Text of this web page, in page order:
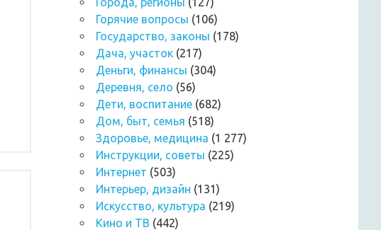
Горячие вопросы (106)
Государство, законы (178)
Дача, участок (217)
Деньги, финансы (304)
Деревня, село (56)
Дети, воспитание (682)
Дом, быт, семья (518)
Здоровье, медицина (1 277)
Инструкции, советы (225)
Интернет (503)
Интерьер, дизайн (131)
Искусство, культура (219)
Кино и ТВ (442)